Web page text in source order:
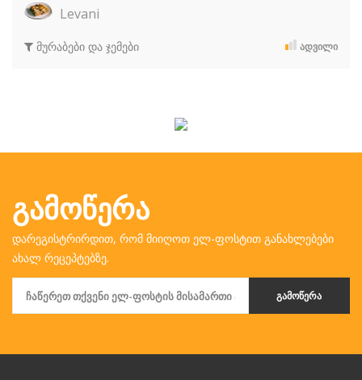
Levani
მურაბები და ჯემები ᲐᲓᲕᲘᲚᲘ
ᲒᲐᲛᲝᲬᲔᲠᲐ
დარეგისტრირდით, რომ მიიღოთ ელ-ფოსტით განახლებები
ახალ რეცეპტებზე.
ᲒᲐᲛᲝᲬᲔᲠᲐ